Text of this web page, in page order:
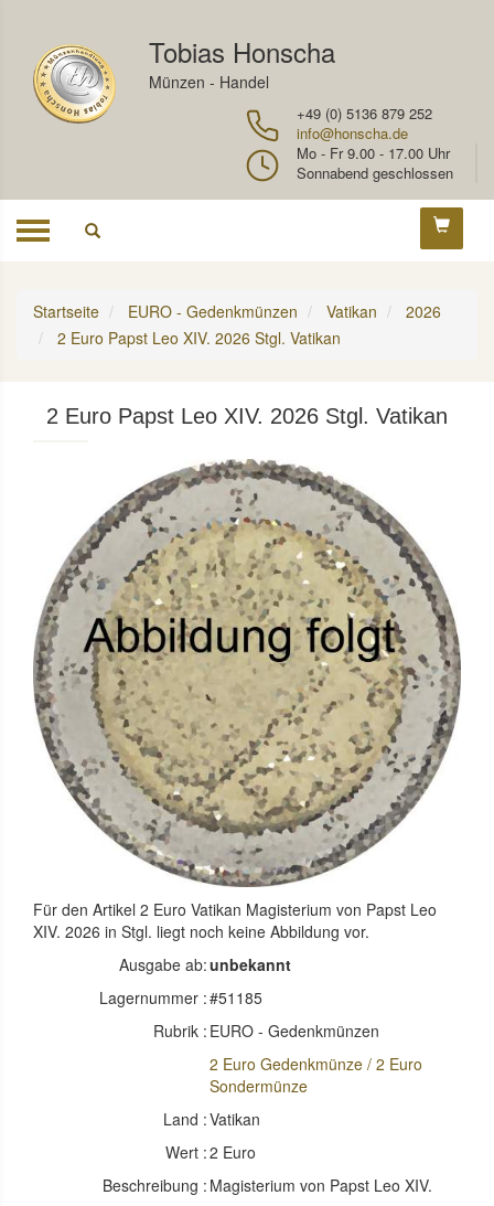
Tobias Honscha
Münzen - Handel
+49 (0) 5136 879 252
info@honscha.de
Mo - Fr 9.00 - 17.00 Uhr
Sonnabend geschlossen
Toggle
Startseite EURO - Gedenkmünzen Vatikan
2026
2 Euro Papst Leo XIV. 2026 Stgl. Vatikan
2 Euro Papst Leo XIV. 2026 Stgl. Vatikan
Für den Artikel 2 Euro Vatikan Magisterium von Papst Leo
XIV. 2026 in Stgl. liegt noch keine Abbildung vor.
Ausgabe ab:unbekannt
Lagernummer :#51185
Rubrik : EURO - Gedenkmünzen
2 Euro Gedenkmünze / 2 Euro
Sondermünze
Land :Vatikan
Wert :2 Euro
Beschreibung : Magisterium von Papst Leo XIV.